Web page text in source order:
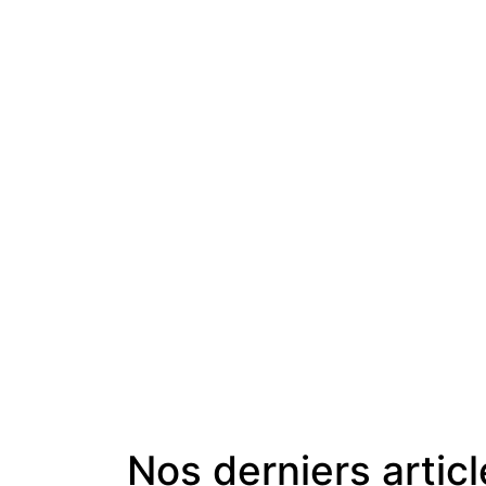
Nos derniers